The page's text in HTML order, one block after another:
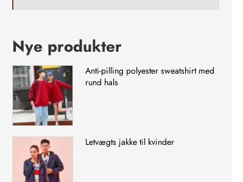
Nye produkter
Anti-pilling polyester sweatshirt med
rund hals
Letvægts jakke til kvinder